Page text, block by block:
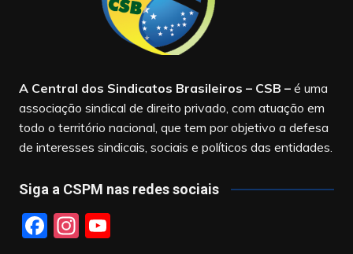
A Central dos Sindicatos Brasileiros – CSB –é uma
associação sindical de direito privado, com atuação em
todo o território nacional, que tem por objetivo a defesa
de interesses sindicais, sociais e políticos das entidades.
Siga a CSPM nas redes sociais
F In Y